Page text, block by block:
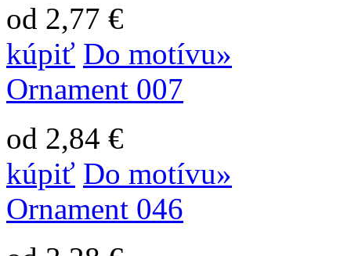
od 2,77 €
kúpiť Do motívu»
Ornament 007
od 2,84 €
kúpiť Do motívu»
Ornament 046